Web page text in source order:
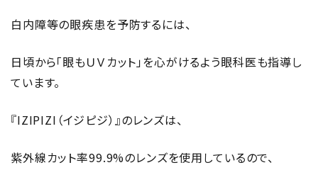
白内障等の眼疾患を予防するには、
日頃から「眼もＵＶカット」を心がけるよう眼科医も指導し
ています。
『IZIPIZI（イジピジ）』のレンズは、
紫外線カット率99.9%のレンズを使用しているので、